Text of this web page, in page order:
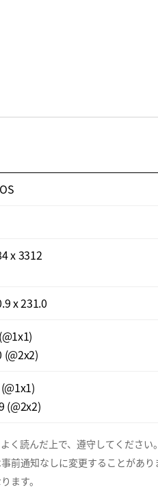
x 3312
x 231.0
(@2x2)
(@2x2)
く読んだ上で、遵守してください。
前通知なしに変更することがあり
ます。